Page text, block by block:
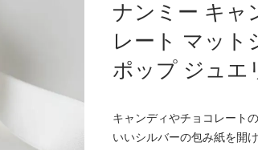
ナンミー キャ
レート マット
ポップ ジュエ
キャンディやチョコレート
いいシルバーの包み紙を開